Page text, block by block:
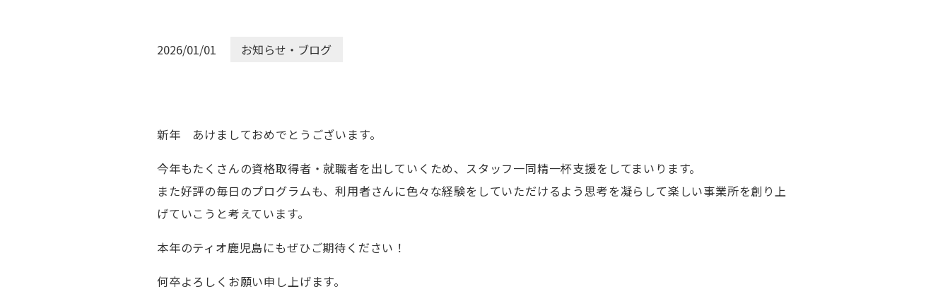
2026/01/01 お知らせ・ブログ
新年 あけましておめでとうございます。
今年もたくさんの資格取得者・就職者を出していくため、スタッフ一同精一杯支援をしてまいります。
また好評の毎日のプログラムも、利用者さんに色々な経験をしていただけるよう思考を凝らして楽しい事業所を創り上
げていこうと考えています。
本年のティオ鹿児島にもぜひご期待ください！
何卒よろしくお願い申し上げます。